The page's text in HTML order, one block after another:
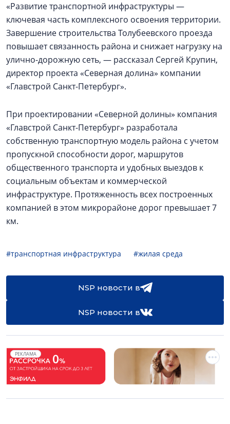
«Развитие транспортной инфраструктуры —
ключевая часть комплексного освоения территории.
Завершение строительства Толубеевского проезда
повышает связанность района и снижает нагрузку на
улично-дорожную сеть, — рассказал Сергей Крупин,
директор проекта «Северная долина» компании
«Главстрой Санкт-Петербург».
При проектировании «Северной долины» компания
«Главстрой Санкт-Петербург» разработала
собственную транспортную модель района с учетом
пропускной способности дорог, маршрутов
общественного транспорта и удобных выездов к
социальным объектам и коммерческой
инфраструктуре. Протяженность всех построенных
компанией в этом микрорайоне дорог превышает 7
км.
#транспортная инфраструктура #жилая среда
NSP новости в
NSP новости в
РЕКЛАМА